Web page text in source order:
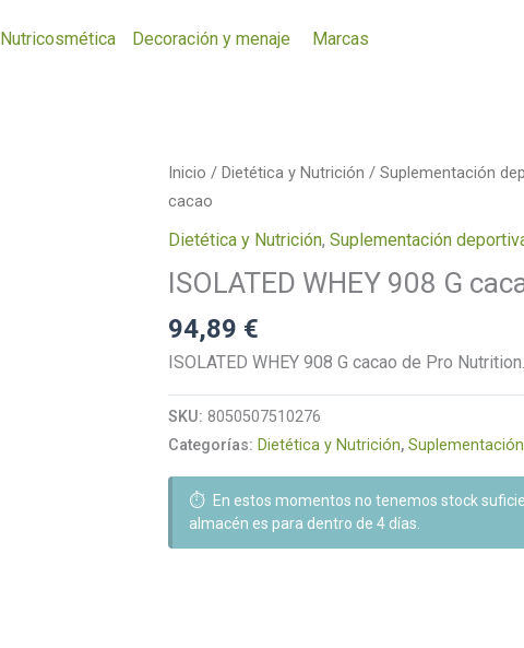
Nutricosmética Decoración y menaje Marcas
Inicio / Dietética y Nutrición / Suplementación
cacao
Dietética y Nutrición, Suplementación
ISOLATED WHEY 908 G
94,89 €
ISOLATED WHEY 908 G cacao de Pro Nutrition.
SKU: 8050507510276
Categorías: Dietética y Nutrición,
⏱️
En estos momentos no tenemos stock
almacén es para dentro de 4 días.